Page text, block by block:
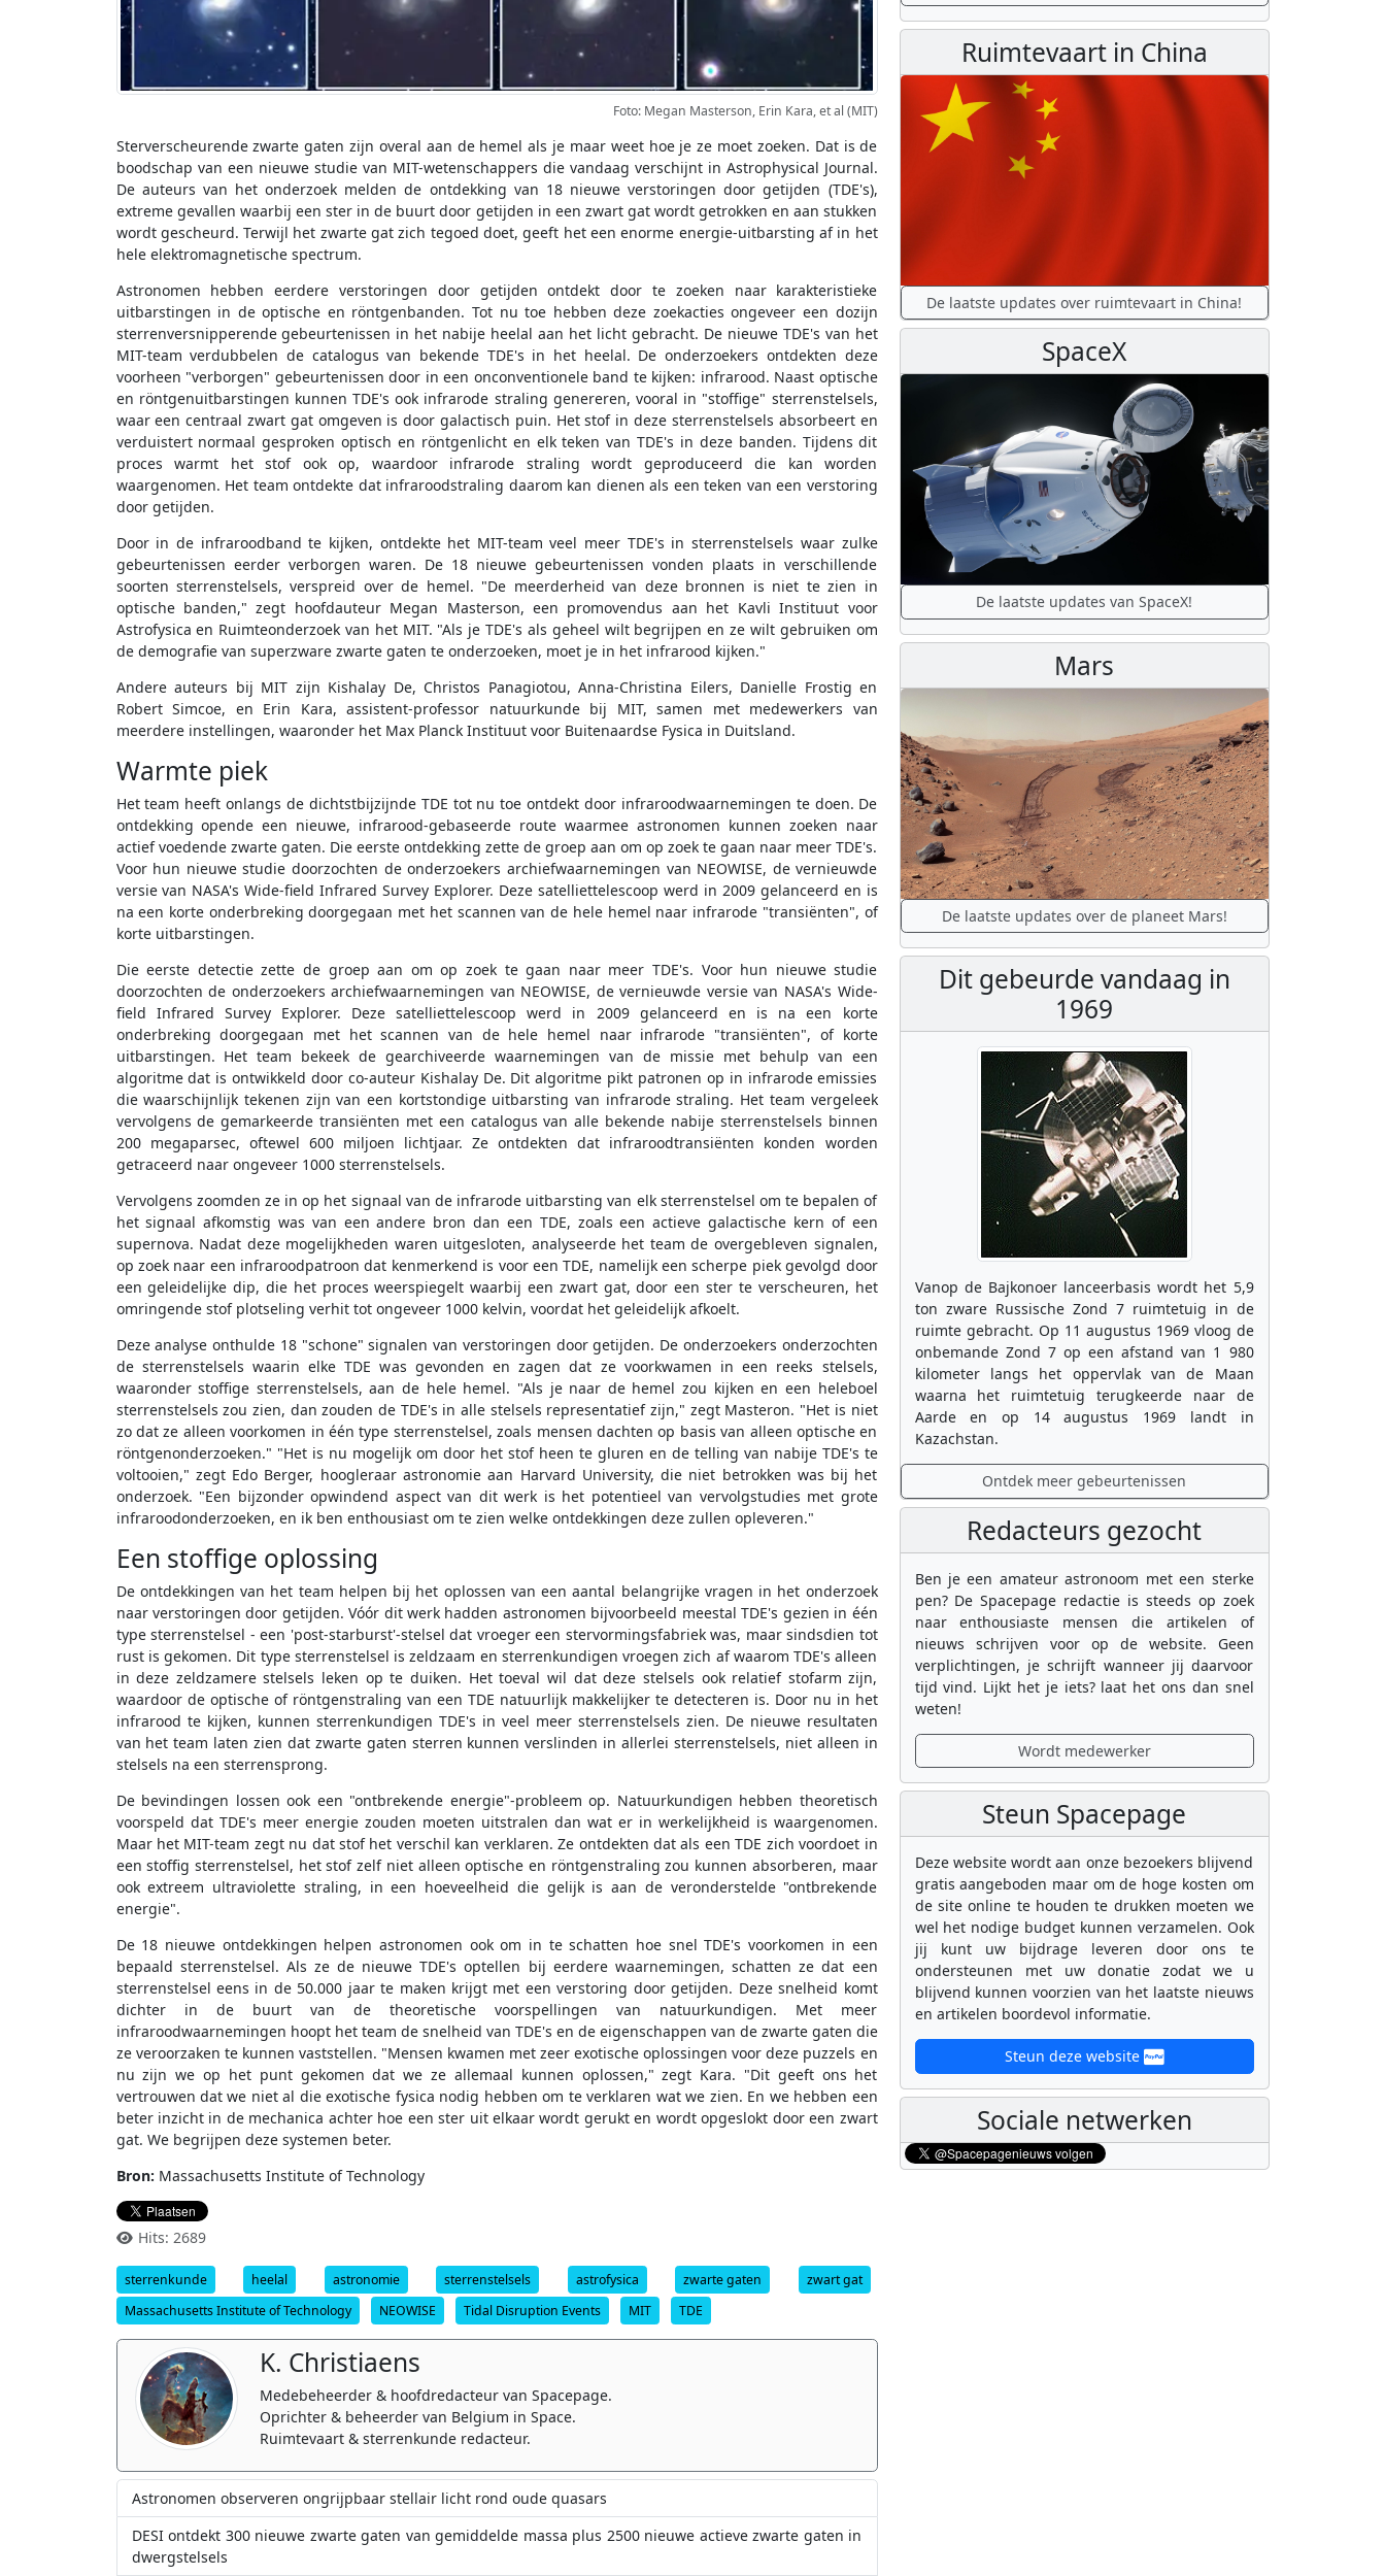
Foto: Megan Masterson, Erin Kara, et al (MIT)
Sterverscheurende zwarte gaten zijn overal aan de hemel als je maar weet hoe je ze moet zoeken. Dat is de
boodschap van een nieuwe studie van MIT-wetenschappers die vandaag verschijnt in Astrophysical Journal.
De auteurs van het onderzoek melden de ontdekking van 18 nieuwe verstoringen door getijden (TDE's),
extreme gevallen waarbij een ster in de buurt door getijden in een zwart gat wordt getrokken en aan stukken
wordt gescheurd. Terwijl het zwarte gat zich tegoed doet, geeft het een enorme energie-uitbarsting af in het
hele elektromagnetische spectrum.
Astronomen hebben eerdere verstoringen door getijden ontdekt door te zoeken naar karakteristieke
uitbarstingen in de optische en röntgenbanden. Tot nu toe hebben deze zoekacties ongeveer een dozijn
sterrenversnipperende gebeurtenissen in het nabije heelal aan het licht gebracht. De nieuwe TDE's van het
MIT-team verdubbelen de catalogus van bekende TDE's in het heelal. De onderzoekers ontdekten deze
voorheen "verborgen" gebeurtenissen door in een onconventionele band te kijken: infrarood. Naast optische
en röntgenuitbarstingen kunnen TDE's ook infrarode straling genereren, vooral in "stoffige" sterrenstelsels,
waar een centraal zwart gat omgeven is door galactisch puin. Het stof in deze sterrenstelsels absorbeert en
verduistert normaal gesproken optisch en röntgenlicht en elk teken van TDE's in deze banden. Tijdens dit
proces warmt het stof ook op, waardoor infrarode straling wordt geproduceerd die kan worden
waargenomen. Het team ontdekte dat infraroodstraling daarom kan dienen als een teken van een verstoring
door getijden.
Door in de infraroodband te kijken, ontdekte het MIT-team veel meer TDE's in sterrenstelsels waar zulke
gebeurtenissen eerder verborgen waren. De 18 nieuwe gebeurtenissen vonden plaats in verschillende
soorten sterrenstelsels, verspreid over de hemel. "De meerderheid van deze bronnen is niet te zien in
optische banden," zegt hoofdauteur Megan Masterson, een promovendus aan het Kavli Instituut voor
Astrofysica en Ruimteonderzoek van het MIT. "Als je TDE's als geheel wilt begrijpen en ze wilt gebruiken om
de demografie van superzware zwarte gaten te onderzoeken, moet je in het infrarood kijken."
Andere auteurs bij MIT zijn Kishalay De, Christos Panagiotou, Anna-Christina Eilers, Danielle Frostig en
Robert Simcoe, en Erin Kara, assistent-professor natuurkunde bij MIT, samen met medewerkers van
meerdere instellingen, waaronder het Max Planck Instituut voor Buitenaardse Fysica in Duitsland.
Warmte piek
Het team heeft onlangs de dichtstbijzijnde TDE tot nu toe ontdekt door infraroodwaarnemingen te doen. De
ontdekking opende een nieuwe, infrarood-gebaseerde route waarmee astronomen kunnen zoeken naar
actief voedende zwarte gaten. Die eerste ontdekking zette de groep aan om op zoek te gaan naar meer TDE's.
Voor hun nieuwe studie doorzochten de onderzoekers archiefwaarnemingen van NEOWISE, de vernieuwde
versie van NASA's Wide-field Infrared Survey Explorer. Deze satelliettelescoop werd in 2009 gelanceerd en is
na een korte onderbreking doorgegaan met het scannen van de hele hemel naar infrarode "transiënten", of
korte uitbarstingen.
Die eerste detectie zette de groep aan om op zoek te gaan naar meer TDE's. Voor hun nieuwe studie
doorzochten de onderzoekers archiefwaarnemingen van NEOWISE, de vernieuwde versie van NASA's Wide-
field Infrared Survey Explorer. Deze satelliettelescoop werd in 2009 gelanceerd en is na een korte
onderbreking doorgegaan met het scannen van de hele hemel naar infrarode "transiënten", of korte
uitbarstingen. Het team bekeek de gearchiveerde waarnemingen van de missie met behulp van een
algoritme dat is ontwikkeld door co-auteur Kishalay De. Dit algoritme pikt patronen op in infrarode emissies
die waarschijnlijk tekenen zijn van een kortstondige uitbarsting van infrarode straling. Het team vergeleek
vervolgens de gemarkeerde transiënten met een catalogus van alle bekende nabije sterrenstelsels binnen
200 megaparsec, oftewel 600 miljoen lichtjaar. Ze ontdekten dat infraroodtransiënten konden worden
getraceerd naar ongeveer 1000 sterrenstelsels.
Vervolgens zoomden ze in op het signaal van de infrarode uitbarsting van elk sterrenstelsel om te bepalen of
het signaal afkomstig was van een andere bron dan een TDE, zoals een actieve galactische kern of een
supernova. Nadat deze mogelijkheden waren uitgesloten, analyseerde het team de overgebleven signalen,
op zoek naar een infraroodpatroon dat kenmerkend is voor een TDE, namelijk een scherpe piek gevolgd door
een geleidelijke dip, die het proces weerspiegelt waarbij een zwart gat, door een ster te verscheuren, het
omringende stof plotseling verhit tot ongeveer 1000 kelvin, voordat het geleidelijk afkoelt.
Deze analyse onthulde 18 "schone" signalen van verstoringen door getijden. De onderzoekers onderzochten
de sterrenstelsels waarin elke TDE was gevonden en zagen dat ze voorkwamen in een reeks stelsels,
waaronder stoffige sterrenstelsels, aan de hele hemel. "Als je naar de hemel zou kijken en een heleboel
sterrenstelsels zou zien, dan zouden de TDE's in alle stelsels representatief zijn," zegt Masteron. "Het is niet
zo dat ze alleen voorkomen in één type sterrenstelsel, zoals mensen dachten op basis van alleen optische en
röntgenonderzoeken." "Het is nu mogelijk om door het stof heen te gluren en de telling van nabije TDE's te
voltooien," zegt Edo Berger, hoogleraar astronomie aan Harvard University, die niet betrokken was bij het
onderzoek. "Een bijzonder opwindend aspect van dit werk is het potentieel van vervolgstudies met grote
infraroodonderzoeken, en ik ben enthousiast om te zien welke ontdekkingen deze zullen opleveren."
Een stoffige oplossing
De ontdekkingen van het team helpen bij het oplossen van een aantal belangrijke vragen in het onderzoek
naar verstoringen door getijden. Vóór dit werk hadden astronomen bijvoorbeeld meestal TDE's gezien in één
type sterrenstelsel - een 'post-starburst'-stelsel dat vroeger een stervormingsfabriek was, maar sindsdien tot
rust is gekomen. Dit type sterrenstelsel is zeldzaam en sterrenkundigen vroegen zich af waarom TDE's alleen
in deze zeldzamere stelsels leken op te duiken. Het toeval wil dat deze stelsels ook relatief stofarm zijn,
waardoor de optische of röntgenstraling van een TDE natuurlijk makkelijker te detecteren is. Door nu in het
infrarood te kijken, kunnen sterrenkundigen TDE's in veel meer sterrenstelsels zien. De nieuwe resultaten
van het team laten zien dat zwarte gaten sterren kunnen verslinden in allerlei sterrenstelsels, niet alleen in
stelsels na een sterrensprong.
De bevindingen lossen ook een "ontbrekende energie"-probleem op. Natuurkundigen hebben theoretisch
voorspeld dat TDE's meer energie zouden moeten uitstralen dan wat er in werkelijkheid is waargenomen.
Maar het MIT-team zegt nu dat stof het verschil kan verklaren. Ze ontdekten dat als een TDE zich voordoet in
een stoffig sterrenstelsel, het stof zelf niet alleen optische en röntgenstraling zou kunnen absorberen, maar
ook extreem ultraviolette straling, in een hoeveelheid die gelijk is aan de veronderstelde "ontbrekende
energie".
De 18 nieuwe ontdekkingen helpen astronomen ook om in te schatten hoe snel TDE's voorkomen in een
bepaald sterrenstelsel. Als ze de nieuwe TDE's optellen bij eerdere waarnemingen, schatten ze dat een
sterrenstelsel eens in de 50.000 jaar te maken krijgt met een verstoring door getijden. Deze snelheid komt
dichter in de buurt van de theoretische voorspellingen van natuurkundigen. Met meer
infraroodwaarnemingen hoopt het team de snelheid van TDE's en de eigenschappen van de zwarte gaten die
ze veroorzaken te kunnen vaststellen. "Mensen kwamen met zeer exotische oplossingen voor deze puzzels en
nu zijn we op het punt gekomen dat we ze allemaal kunnen oplossen," zegt Kara. "Dit geeft ons het
vertrouwen dat we niet al die exotische fysica nodig hebben om te verklaren wat we zien. En we hebben een
beter inzicht in de mechanica achter hoe een ster uit elkaar wordt gerukt en wordt opgeslokt door een zwart
gat. We begrijpen deze systemen beter.
Bron: Massachusetts Institute of Technology
Hits: 2689
sterrenkunde heelal astronomie sterrenstelsels astrofysica zwarte gaten
zwart gat
Massachusetts Institute of Technology
NEOWISE Tidal Disruption Events MIT TDE
K. Christiaens
Medebeheerder & hoofdredacteur van Spacepage.
Oprichter & beheerder van Belgium in Space.
Ruimtevaart & sterrenkunde redacteur.
Astronomen observeren ongrijpbaar stellair licht rond oude quasars
DESI ontdekt 300 nieuwe zwarte gaten van gemiddelde massa plus 2500 nieuwe actieve zwarte gaten in
dwergstelsels
Ruimtevaart in China
De laatste updates over ruimtevaart in China!
SpaceX
De laatste updates van SpaceX!
Mars
De laatste updates over de planeet Mars!
Dit gebeurde vandaag in
1969
Vanop de Bajkonoer lanceerbasis wordt het 5,9
ton zware Russische Zond 7 ruimtetuig in de
ruimte gebracht. Op 11 augustus 1969 vloog de
onbemande Zond 7 op een afstand van 1 980
kilometer langs het oppervlak van de Maan
waarna het ruimtetuig terugkeerde naar de
Aarde en op 14 augustus 1969 landt in
Kazachstan.
Ontdek meer gebeurtenissen
Redacteurs gezocht
Ben je een amateur astronoom met een sterke
pen? De Spacepage redactie is steeds op zoek
naar enthousiaste mensen die artikelen of
nieuws schrijven voor op de website. Geen
verplichtingen, je schrijft wanneer jij daarvoor
tijd vind. Lijkt het je iets? laat het ons dan snel
weten!
Wordt medewerker
Steun Spacepage
Deze website wordt aan onze bezoekers blijvend
gratis aangeboden maar om de hoge kosten om
de site online te houden te drukken moeten we
wel het nodige budget kunnen verzamelen. Ook
jij kunt uw bijdrage leveren door ons te
ondersteunen met uw donatie zodat we u
blijvend kunnen voorzien van het laatste nieuws
en artikelen boordevol informatie.
Steun deze website
Sociale netwerken